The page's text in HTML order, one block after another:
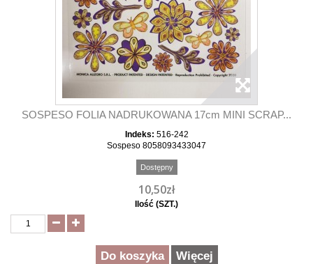
SOSPESO FOLIA NADRUKOWANA 17cm MINI SCRAP...
Indeks: 516-242
Sospeso 8058093433047
Dostępny
10,50zł
Ilość (SZT.)
Do koszyka Więcej